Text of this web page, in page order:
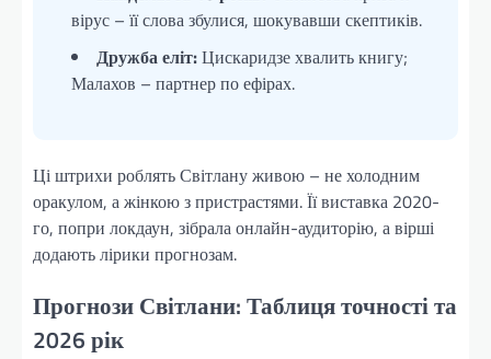
вірус – її слова збулися, шокувавши скептиків.
Дружба еліт:Цискаридзе хвалить книгу;
Малахов – партнер по ефірах.
Ці штрихи роблять Світлану живою – не холодним
оракулом, а жінкою з пристрастями. Її виставка 2020-
го, попри локдаун, зібрала онлайн-аудиторію, а вірші
додають лірики прогнозам.
Прогнози Світлани: Таблиця точності та
2026 рік